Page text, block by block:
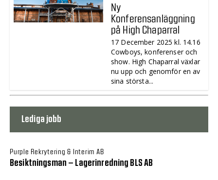
Ny
Konferensanläggning
på High Chaparral
17 December 2025 kl. 14.16
Cowboys, konferenser och
show. High Chaparral växlar
nu upp och genomför en av
sina största...
Lediga jobb
Purple Rekrytering & Interim AB
Besiktningsman – Lagerinredning BLS AB